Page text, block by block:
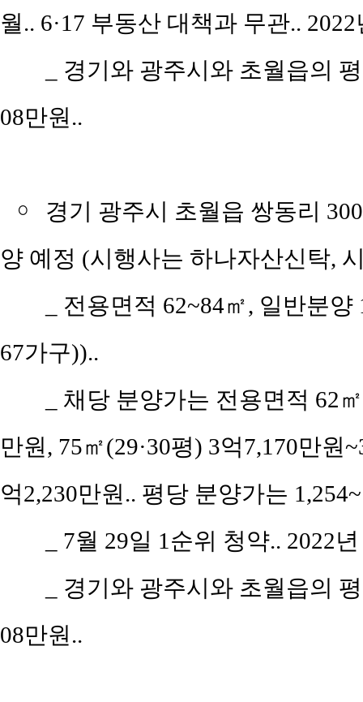
월.. 6·17 부동산 대책과 무관..
_ 경기와 광주시와 초월읍의
08만원..
￮
경기 광주시 초월읍 쌍동리
양 예정 (시행사는 하나자산신탁,
_ 전용면적 62~84㎡, 일반분
67가구))..
_ 채당 분양가는 전용면적 62
만원, 75㎡(29·30평) 3억7,170만원
억2,230만원.. 평당 분양가는
_ 7월 29일 1순위 청약.. 2022
_ 경기와 광주시와 초월읍의
08만원..